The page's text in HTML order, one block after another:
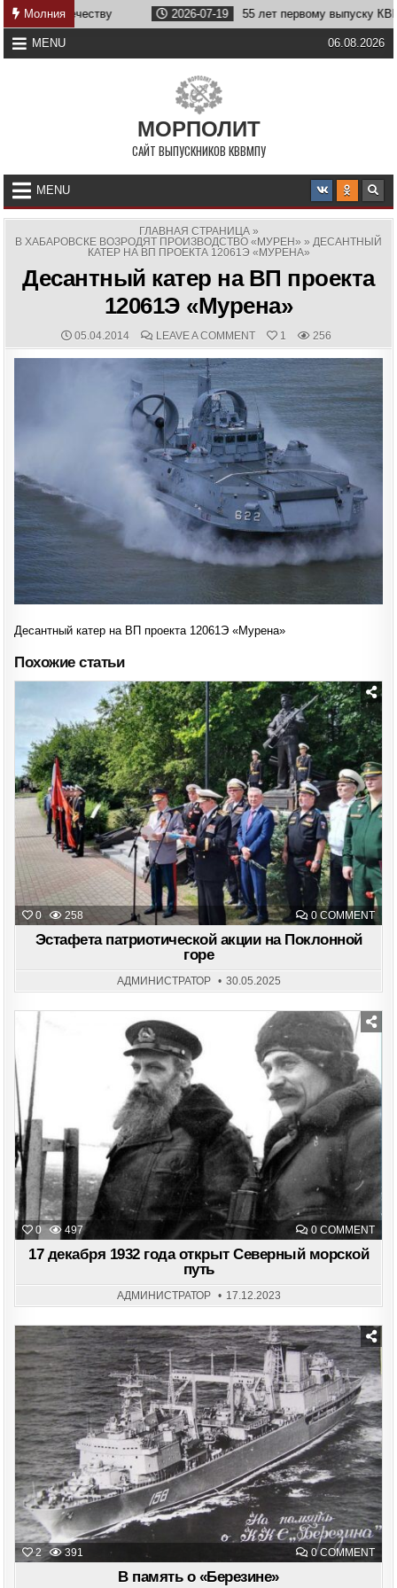
Skip
to
content
Молния
Отечеству 2026-07-19 55 лет первому выпуску КВВМПУ
MENU 06.08.2026
МОРПОЛИТ
САЙТ ВЫПУСКНИКОВ КВВМПУ
MENU
ГЛАВНАЯ СТРАНИЦА»
В ХАБАРОВСКЕ ВОЗРОДЯТ ПРОИЗВОДСТВО «МУРЕН» » ДЕСАНТНЫЙ
КАТЕР НА ВП ПРОЕКТА 12061Э «МУРЕНА»
Десантный катер на ВП проекта
12061Э «Мурена»
PUBLISHED
DATE:
05.04.2014 COMMENTS:
LEAVE A COMMENTON
ДЕСАНТНЫЙ
КАТЕР
ПРОЕКТА
12061Э
«МУРЕНА»
1 256
Десантный катер на ВП проекта 12061Э «Мурена»
Похожие статьи
0 258 0 COMMENTON
Posted
in
Эстафета патриотической акции на Поклонной
горе
АДМИНИСТРАТОР 30.05.2025
0 497 0 COMMENTON
17
Posted
in
17 декабря 1932 года открыт Северный морской
путь
АДМИНИСТРАТОР 17.12.2023
2 391 0 COMMENTON
В
Posted
in
В память о «Березине»